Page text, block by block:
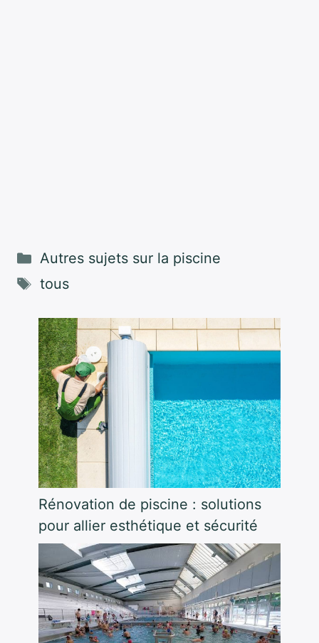
Catégories
Autres sujets sur la piscine
Étiquettes
tous
Rénovation de piscine : solutions
pour allier esthétique et sécurité